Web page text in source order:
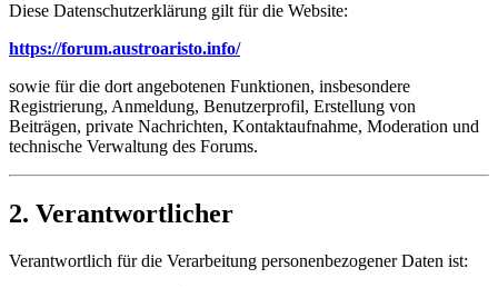
Diese Datenschutzerklärung gilt für die Website:
https://forum.austroaristo.info/
sowie für die dort angebotenen Funktionen, insbesondere
Registrierung, Anmeldung, Benutzerprofil, Erstellung von
Beiträgen, private Nachrichten, Kontaktaufnahme, Moderation und
technische Verwaltung des Forums.
2. Verantwortlicher
Verantwortlich für die Verarbeitung personenbezogener Daten ist: